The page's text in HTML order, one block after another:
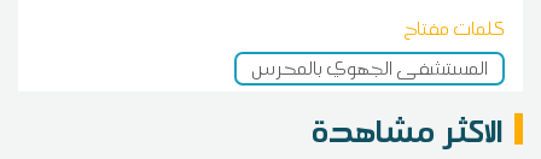
كلمات مفتاح
المستشفى الجهوي بالمحرس
الاكثر مشاهدة